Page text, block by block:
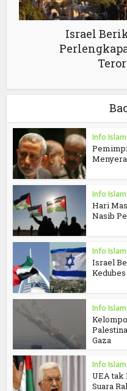
Israel
Info Islam
Info Islam
Hari
Nasib
Info Islam
Israel
Info Islam
Gaza
Info Islam
UEA
Suara